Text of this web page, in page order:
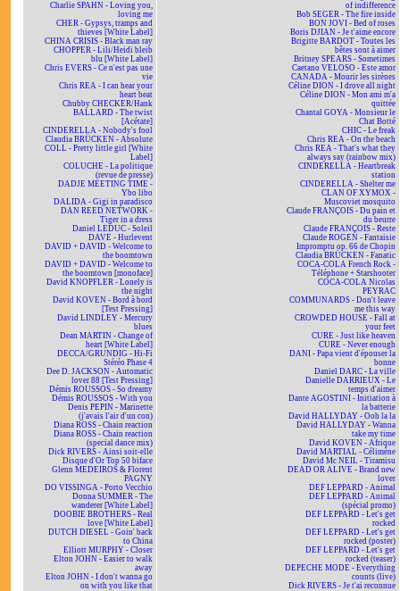
Charlie SPAHN - Loving you,
loving me
CHER - Gypsys, tramps and
thieves [White Label]
CHINA CRISIS - Black man ray
CHOPPER - Lili/Heidi bleib
blu [White Label]
Chris EVERS - Ce n'est pas une
vie
Chris REA - I can hear your
heart beat
Chubby CHECKER/Hank
BALLARD - The twist
[Acétate]
CINDERELLA - Nobody's fool
Claudia BRÜCKEN - Absolute
COLL - Pretty little girl [White
Label]
COLUCHE - La politique
(revue de presse)
DADJE MEETING TIME -
Ybo libo
DALIDA - Gigi in paradisco
DAN REED NETWORK -
Tiger in a dress
Daniel LEDUC - Soleil
DAVE - Hurlevent
DAVID + DAVID - Welcome to
the boomtown
DAVID + DAVID - Welcome to
the boomtown [monoface]
David KNOPFLER - Lonely is
the night
David KOVEN - Bord à bord
[Test Pressing]
David LINDLEY - Mercury
blues
Dean MARTIN - Change of
heart [White Label]
DECCA/GRUNDIG - Hi-Fi
Stéréo Phase 4
Dee D. JACKSON - Automatic
lover 88 [Test Pressing]
Démis ROUSSOS - So dreamy
Démis ROUSSOS - With you
Denis PEPIN - Marinette
(j'avais l'air d'un con)
Diana ROSS - Chain reaction
Diana ROSS - Chain reaction
(special dance mix)
Dick RIVERS - Ainsi soit-elle
Disque d'Or Top 50 biface
Glenn MEDEIROS & Florent
PAGNY
DO VISSINGA - Porto Vecchio
Donna SUMMER - The
wanderer [White Label]
DOOBIE BROTHERS - Real
love [White Label]
DUTCH DIESEL - Goin' back
to China
Elliott MURPHY - Closer
Elton JOHN - Easier to walk
away
Elton JOHN - I don't wanna go
on with you like that
of indifference
Bob SEGER - The fire inside
BON JOVI - Bed of roses
Boris DJIAN - Je t'aime encore
Brigitte BARDOT - Toutes les
bêtes sont à aimer
Britney SPEARS - Sometimes
Caetano VELOSO - Este amor
CANADA - Mourir les sirènes
Céline DION - I drove all night
Céline DION - Mon ami m'a
quittée
Chantal GOYA - Monsieur le
Chat Botté
CHIC - Le freak
Chris REA - On the beach
Chris REA - That's what they
always say (rainbow mix)
CINDERELLA - Heartbreak
station
CINDERELLA - Shelter me
CLAN OF XYMOX -
Muscoviet mosquito
Claude FRANÇOIS - Du pain et
du beurre
Claude FRANÇOIS - Reste
Claude ROGEN - Fantaisie
Impromptu op. 66 de Chopin
Claudia BRÜCKEN - Fanatic
COCA-COLA French Rock -
Téléphone + Starshooter
COCA-COLA Nicolas
PEYRAC
COMMUNARDS - Don't leave
me this way
CROWDED HOUSE - Fall at
your feet
CURE - Just like heaven
CURE - Never enough
DANI - Papa vient d'épouser la
bonne
Daniel DARC - La ville
Danielle DARRIEUX - Le
temps d'aimer
Dante AGOSTINI - Initiation à
la batterie
David HALLYDAY - Ooh la la
David HALLYDAY - Wanna
take my time
David KOVEN - Afrique
David MARTIAL - Célimène
David Mc NEIL - Tiramisu
DEAD OR ALIVE - Brand new
lover
DEF LEPPARD - Animal
DEF LEPPARD - Animal
(spécial promo)
DEF LEPPARD - Let's get
rocked
DEF LEPPARD - Let's get
rocked (poster)
DEF LEPPARD - Let's get
rocked (teaser)
DEPECHE MODE - Everything
counts (live)
Dick RIVERS - Je t'ai reconnue